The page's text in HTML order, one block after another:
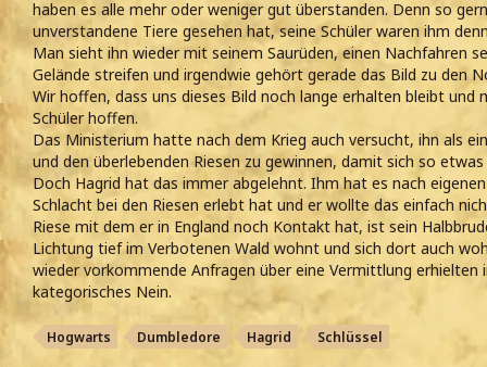
haben es alle mehr oder weniger gut überstanden. Denn so
unverstandene Tiere gesehen hat, seine Schüler waren ihm
Man sieht ihn wieder mit seinem Saurüden, einen Nachfahren
Gelände streifen und irgendwie gehört gerade das Bild zu den
Wir hoffen, dass uns dieses Bild noch lange erhalten bleibt und
Schüler hoffen.
Das Ministerium hatte nach dem Krieg auch versucht, ihn als
und den überlebenden Riesen zu gewinnen, damit sich so
Doch Hagrid hat das immer abgelehnt. Ihm hat es nach
Schlacht bei den Riesen erlebt hat und er wollte das einfach
Riese mit dem er in England noch Kontakt hat, ist sein
Lichtung tief im Verbotenen Wald wohnt und sich dort auch
wieder vorkommende Anfragen über eine Vermittlung erhielten
kategorisches Nein.
Hogwarts Dumbledore Hagrid Schlüssel